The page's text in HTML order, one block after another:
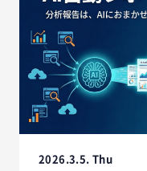
2026.3.5. Thu